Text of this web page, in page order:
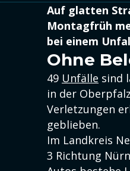
Auf glatten
Montagfrüh
bei einem
Ohne
49 Unfälle sind
in der
Verletzungen
geblieben.
Im Landkreis
3 Richtung